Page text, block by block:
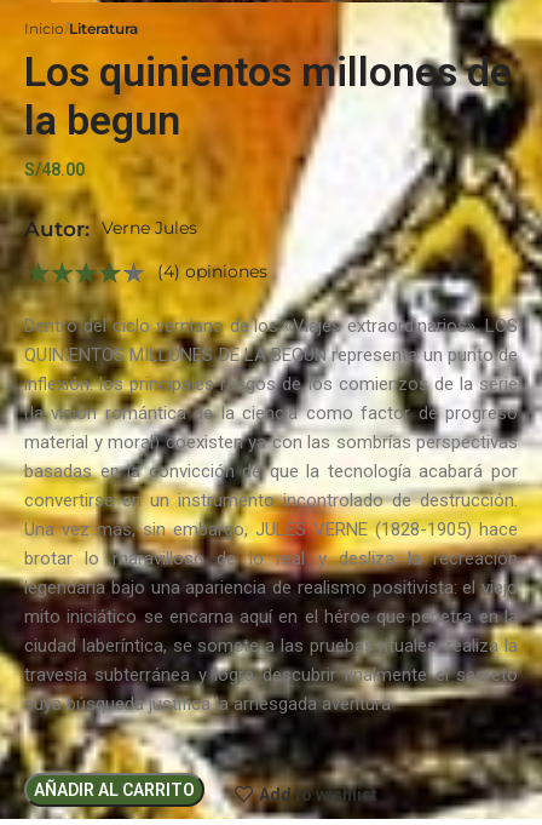
Inicio Literatura
Los quinientos millones de
la begun
S/48.00
Autor: Verne Jules
(4) opiniones
Dentro del ciclo verniano de los «Viajes extraordinarios», LOS
QUINIENTOS MILLONES DE LA BEGUN representa un punto de
inflexión: los principales rasgos de los comienzos de la serie
(la visión romántica de la ciencia como factor de progreso
material y moral) coexisten ya con las sombrías perspectivas
basadas en la convicción de que la tecnología acabará por
convertirse en un instrumento incontrolado de destrucción.
Una vez más, sin embargo, JULES VERNE (1828-1905) hace
brotar lo maravilloso de lo real y desliza la recreación
legendaria bajo una apariencia de realismo positivista: el viejo
mito iniciático se encarna aquí en el héroe que penetra en la
ciudad laberíntica, se somete a las pruebas rituales, realiza la
travesía subterránea y logra descubrir finalmente el secreto
cuya búsqueda justifica la arriesgada aventura
AÑADIR AL CARRITO Add to wishlist